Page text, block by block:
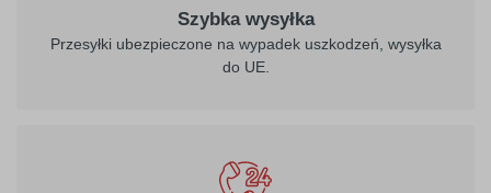
Szybka wysyłka
Przesyłki ubezpieczone na wypadek uszkodzeń, wysyłka
do UE.